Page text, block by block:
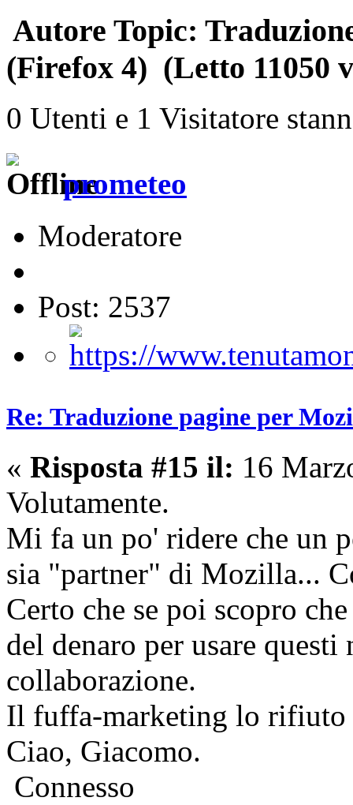
Autore Topic:
(Firefox 4) (Letto 11050
0 Utenti e 1 Visitatore
prometeo
Moderatore
Post: 2537
Re: Traduzione pagine per
« Risposta #15 il: 16
Volutamente.
Mi fa un po' ridere che un
sia "partner" di Mozilla...
Certo che se poi scopro
del denaro per usare
collaborazione.
Il fuffa-marketing lo rifiuto
Ciao, Giacomo.
Connesso